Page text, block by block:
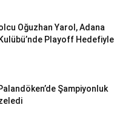
Oğuzhan Yarol, Adana
Playoff Hedefiyle
Şampiyonluk